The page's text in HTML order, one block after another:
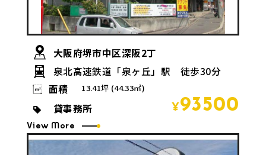
大阪府堺市中区深阪2丁
泉北高速鉄道「泉ヶ丘」駅 徒歩30分
面積
13.41坪 (44.33㎡)
貸事務所 ¥ 93500
View More